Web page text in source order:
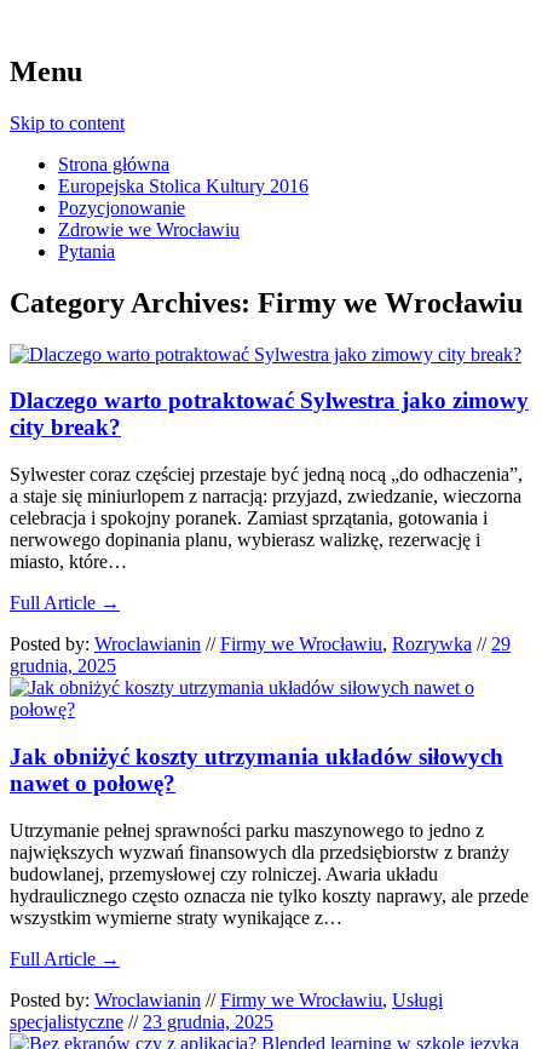
Menu
Skip to content
Strona główna
Europejska Stolica Kultury 2016
Pozycjonowanie
Zdrowie we Wrocławiu
Pytania
Category Archives: Firmy we Wrocławiu
Dlaczego warto potraktować Sylwestra jako zimowy
city break?
Sylwester coraz częściej przestaje być jedną nocą „do odhaczenia”,
a staje się miniurlopem z narracją: przyjazd, zwiedzanie, wieczorna
celebracja i spokojny poranek. Zamiast sprzątania, gotowania i
nerwowego dopinania planu, wybierasz walizkę, rezerwację i
miasto, które…
Full Article →
Posted by: Wroclawianin // Firmy we Wrocławiu, Rozrywka // 29
grudnia, 2025
Jak obniżyć koszty utrzymania układów siłowych
nawet o połowę?
Utrzymanie pełnej sprawności parku maszynowego to jedno z
największych wyzwań finansowych dla przedsiębiorstw z branży
budowlanej, przemysłowej czy rolniczej. Awaria układu
hydraulicznego często oznacza nie tylko koszty naprawy, ale przede
wszystkim wymierne straty wynikające z…
Full Article →
Posted by: Wroclawianin // Firmy we Wrocławiu, Usługi
specjalistyczne // 23 grudnia, 2025